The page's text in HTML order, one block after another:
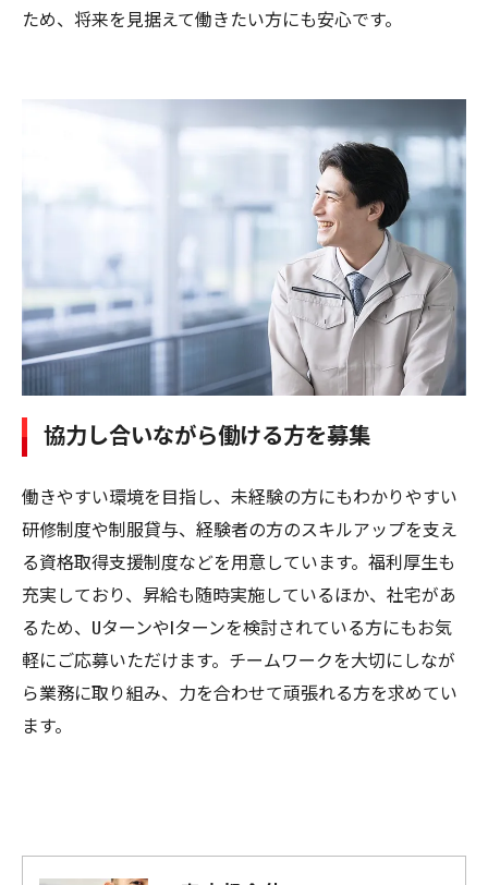
ため、将来を見据えて働きたい方にも安心です。
協力し合いながら働ける方を募集
働きやすい環境を目指し、未経験の方にもわかりやすい
研修制度や制服貸与、経験者の方のスキルアップを支え
る資格取得支援制度などを用意しています。福利厚生も
充実しており、昇給も随時実施しているほか、社宅があ
るため、UターンやIターンを検討されている方にもお気
軽にご応募いただけます。チームワークを大切にしなが
ら業務に取り組み、力を合わせて頑張れる方を求めてい
ます。